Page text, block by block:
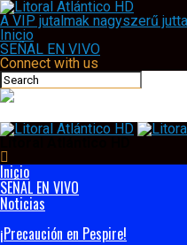
A VIP jutalmak nagyszerű
Inicio
SEÑAL EN VIVO
Connect with us
Inicio
SEÑAL EN VIVO
Noticias
¡Precaución en Pespire!